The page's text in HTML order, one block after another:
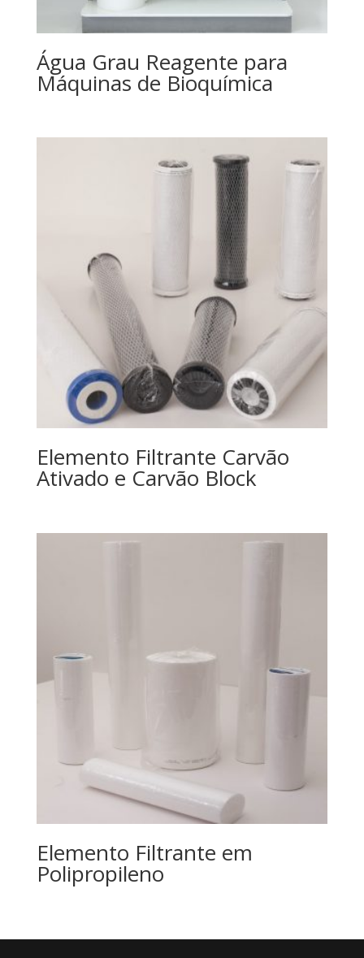
Água Grau Reagente para
Máquinas de Bioquímica
Elemento Filtrante Carvão
Ativado e Carvão Block
Elemento Filtrante em
Polipropileno